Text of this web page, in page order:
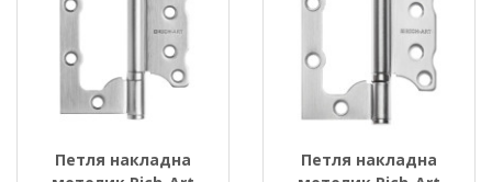
Петля накладна
Петля накладна